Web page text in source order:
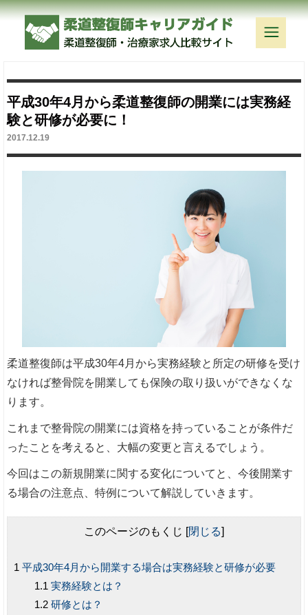
平成30年4月から柔道整復師の開業には実務経
験と研修が必要に！
2017.12.19
柔道整復師は平成30年4月から実務経験と所定の研修を受け
なければ整骨院を開業しても保険の取り扱いができなくな
ります。
これまで整骨院の開業には資格を持っていることが条件だ
ったことを考えると、大幅の変更と言えるでしょう。
今回はこの新規開業に関する変化についてと、今後開業す
る場合の注意点、特例について解説していきます。
このページのもくじ [閉じる]
平成30年4月から開業する場合は実務経験と研修が必要
実務経験とは？
研修とは？